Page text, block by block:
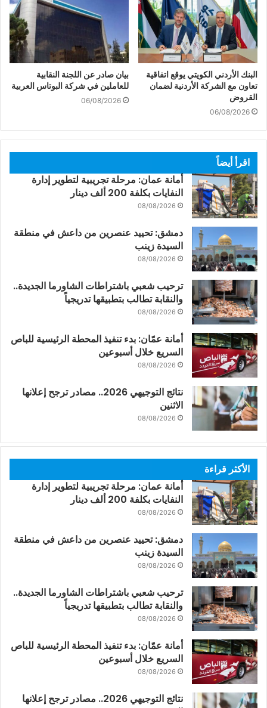
البنك الأردني الكويتي يوقع اتفاقية
تعاون مع الشركة الأردنية لضمان
القروض
06/08/2026
بيان صادر عن اللجنة النقابية
للعاملين في شركة البوتاس العربية
06/08/2026
اقرأ أيضاً
أمانة عمان: مرحلة تجريبية لتطوير إدارة
النفايات بكلفة 200 ألف دينار
08/08/2026
دمشق: تحييد عنصرين من داعش في منطقة
السيدة زينب
08/08/2026
ترحيب شعبي باشتراطات الشاورما الجديدة..
والنقابة تطالب بتطبيقها تدريجياً
08/08/2026
أمانة عمّان: بدء تنفيذ المحطة الرئيسية للباص
السريع خلال أسبوعين
08/08/2026
نتائج التوجيهي 2026.. مصادر ترجح إعلانها
الاثنين
08/08/2026
الأكثر قراءة
أمانة عمان: مرحلة تجريبية لتطوير إدارة
النفايات بكلفة 200 ألف دينار
08/08/2026
دمشق: تحييد عنصرين من داعش في منطقة
السيدة زينب
08/08/2026
ترحيب شعبي باشتراطات الشاورما الجديدة..
والنقابة تطالب بتطبيقها تدريجياً
08/08/2026
أمانة عمّان: بدء تنفيذ المحطة الرئيسية للباص
السريع خلال أسبوعين
08/08/2026
نتائج التوجيهي 2026.. مصادر ترجح إعلانها